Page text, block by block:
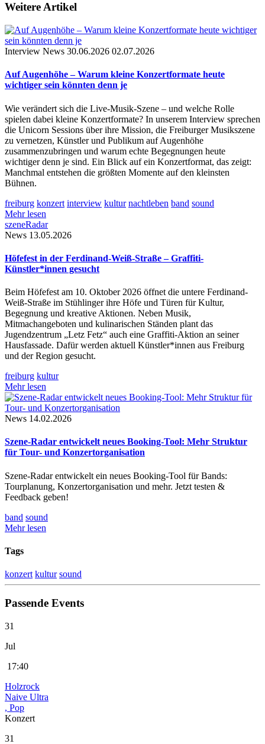
Weitere Artikel
Interview News 30.06.2026 02.07.2026
Auf Augenhöhe – Warum kleine Konzertformate heute
wichtiger sein könnten denn je
Wie verändert sich die Live-Musik-Szene – und welche Rolle
spielen dabei kleine Konzertformate? In unserem Interview sprechen
die Unicorn Sessions über ihre Mission, die Freiburger Musikszene
zu vernetzen, Künstler und Publikum auf Augenhöhe
zusammenzubringen und warum echte Begegnungen heute
wichtiger denn je sind. Ein Blick auf ein Konzertformat, das zeigt:
Manchmal entstehen die größten Momente auf den kleinsten
Bühnen.
freiburg konzert interview kultur nachtleben band sound
Mehr lesen
szeneRadar
News 13.05.2026
Höfefest in der Ferdinand-Weiß-Straße – Graffiti-
Künstler*innen gesucht
Beim Höfefest am 10. Oktober 2026 öffnet die untere Ferdinand-
Weiß-Straße im Stühlinger ihre Höfe und Türen für Kultur,
Begegnung und kreative Aktionen. Neben Musik,
Mitmachangeboten und kulinarischen Ständen plant das
Jugendzentrum „Letz Fetz“ auch eine Graffiti-Aktion an seiner
Hausfassade. Dafür werden aktuell Künstler*innen aus Freiburg
und der Region gesucht.
freiburg kultur
Mehr lesen
News 14.02.2026
Szene-Radar entwickelt neues Booking-Tool: Mehr Struktur
für Tour- und Konzertorganisation
Szene-Radar entwickelt ein neues Booking-Tool für Bands:
Tourplanung, Konzertorganisation und mehr. Jetzt testen &
Feedback geben!
band sound
Mehr lesen
Tags
konzert kultur sound
Passende Events
31
Jul
17:40
Holzrock
Naive Ultra
, Pop
Konzert
31